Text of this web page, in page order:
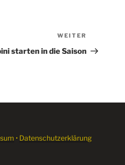
Beitrag
WEITER
starten in die Saison
• Datenschutzerklärung